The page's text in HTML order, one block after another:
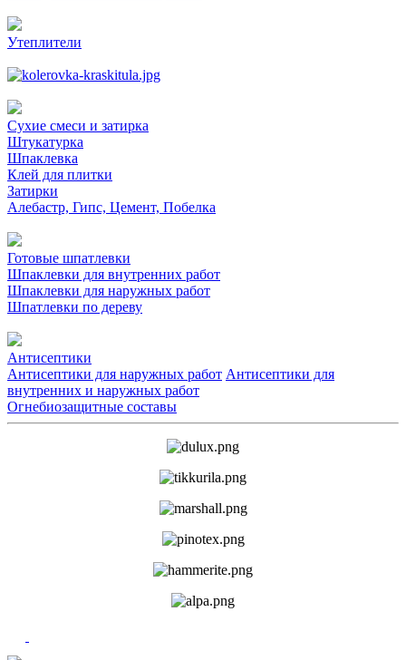
Утеплители
Сухие смеси и затирка
Штукатурка
Шпаклевка
Клей для плитки
Затирки
Алебастр, Гипс, Цемент, Побелка
Готовые шпатлевки
Шпаклевки для внутренних работ
Шпаклевки для наружных работ
Шпатлевки по дереву
Антисептики
Антисептики для наружных работ Антисептики для
внутренних и наружных работ
Огнебиозащитные составы